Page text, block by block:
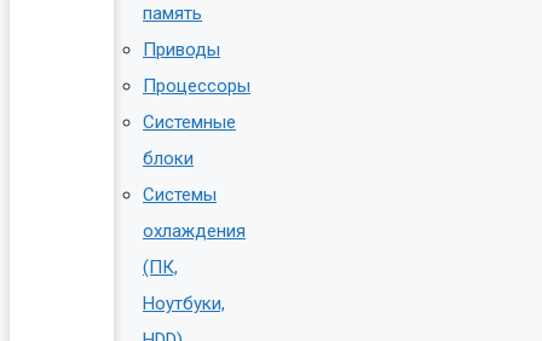
память
Приводы
Процессоры
Системные
блоки
Системы
охлаждения
(ПК,
Ноутбуки,